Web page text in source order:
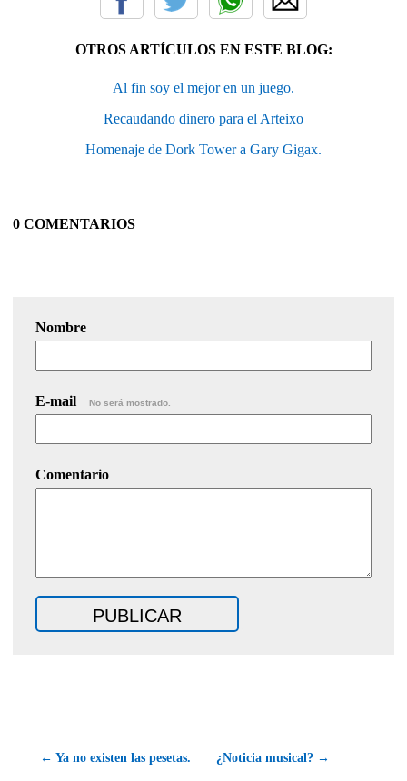
OTROS ARTÍCULOS EN ESTE BLOG:
Al fin soy el mejor en un juego.
Recaudando dinero para el Arteixo
Homenaje de Dork Tower a Gary Gigax.
0 COMENTARIOS
Nombre
E-mail No será mostrado.
Comentario
← Ya no existen las pesetas. ¿Noticia musical? →